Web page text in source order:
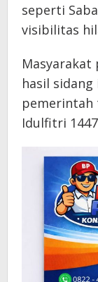
seperti
visibilitas
hasil
pemerintah
Idulfitri